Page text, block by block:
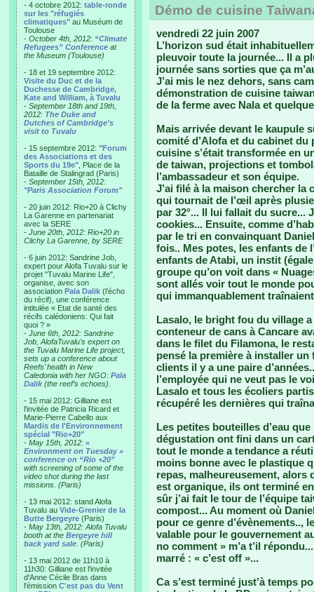
- 4 octobre 2012: table-ronde
sur les "réfugiés
climatiques" au Muséum de
Toulouse
- October 4th, 2012: “Climate
Refugees” Conference at
the Museum (Toulouse)
- 18 et 19 septembre 2012:
Visite du Duc et de la
Duchesse de Cambridge,
Kate and William, à Tuvalu
- September 18th and 19th,
2012: The Duke and
Dutches of Cambridge's
visit to Tuvalu
- 15 septembre 2012: "Forum
des Associations et des
Sports du 19e" , Place de la
Bataille de Stalingrad (Paris)
- September 15th, 2012:
"Paris Association Forum"
- 20 juin 2012: Rio+20 à Clichy
La Garenne en partenariat
avec la SERE
- June 20th, 2012: Rio+20 in
Clichy La Garenne, by SERE
- 6 juin 2012: Sandrine Job,
expert pour Alofa Tuvalu sur le
projet "Tuvalu Marine Life",
organise, avec son
association Pala Dalik (l’écho
du récif), une conférence
intitulée « Etat de santé des
récifs calédoniens: Qui fait
quoi ? »
- June 6th, 2012: Sandrine
Job, AlofaTuvalu’s expert on
the Tuvalu Marine Life project,
sets up a conference about
Reefs’ health in New
Caledonia with her NGO: Pala
Dalik (the reef’s echoes).
- 15 mai 2012: Gilliane est
l'invitée de Patricia Ricard et
Marie-Pierre Cabello aux
Mardis de l'Environnement
spécial "Rio+20"
- May 15th, 2012: «
Environment on Tuesday »
conference on “Rio +20”
with screening of some of the
video shot during the last
missions. (Paris)
- 13 mai 2012: stand Alofa
Tuvalu au Vide-Grenier de la
Butte Bergeyre (Paris)
- May 13th, 2012: Alofa Tuvalu
booth at the Bergeyre hill
back yard sale . (Paris)
- 13 mai 2012 de 11h10 à
11h30: Gilliane est l'invitée
d'Anne Cécile Bras dans
l'émission C'est pas du Vent
Démo de cuisine
vendredi 22 juin 2007
L’horizon sud était
pleuvoir toute la journée... Il a
journée sans sorties que ça
J’ai mis le nez dehors, sans
démonstration de cuisine
de la ferme avec Nala et
Mais arrivée devant le kaupule
comité d’Alofa et du cabinet
cuisine s’était transformée en
de taiwan, projections et
l’ambassadeur et son équipe.
J’ai filé à la maison chercher la
qui tournait de l’œil après
par 32°... Il lui fallait du sucre...
cookies... Ensuite, comme
par le tri en convainquant
fois.. Mes potes, les enfants de
enfants de Atabi, un instit
groupe qu’on voit dans «
sont allés voir tout le monde
qui immanquablement
Lasalo, le bright fou du village
conteneur de cans à Cancare
dans le filet du Filamona, le
pensé la première à installer
clients il y a une paire
l’employée qui ne veut pas le
Lasalo et tous les écoliers
récupéré les dernières qui
Les petites bouteilles d’eau
dégustation ont fini dans un
tout le monde a tendance a
moins bonne avec le plastique
repas, malheureusement, alors
est organique, ils ont terminé
sûr j’ai fait le tour de l’équipe
compost... Au moment où
pour ce genre d’évènements..,
valable pour le gouvernement
no comment » m’a t’il
marré : « c’est off »...
Ca s’est terminé just’à temps